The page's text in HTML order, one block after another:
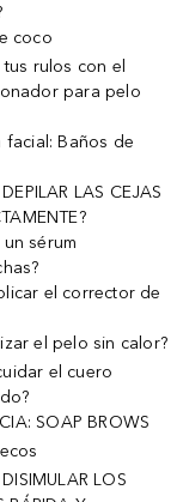
coco
tus rulos con el
para pelo
facial: Baños de
LAS CEJAS
sérum
el corrector de
el pelo sin calor?
el cuero
SOAP BROWS
LOS